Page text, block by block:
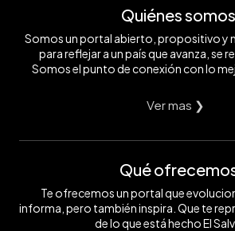
Quiénes somos
Somos un portal abierto, propositivo y
para reflejar a un país que avanza, se
Somos el punto de conexión con lo
Ver mas ❯
Qué
Te ofrecemos un portal que
informa, pero también inspira. Que te
de lo que está hecho El